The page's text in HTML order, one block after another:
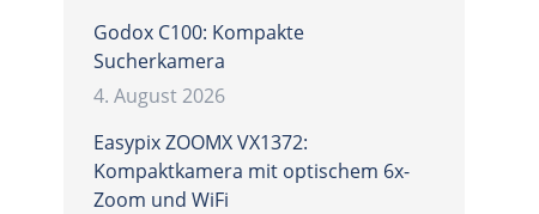
Godox C100: Kompakte
Sucherkamera
4. August 2026
Easypix ZOOMX VX1372:
Kompaktkamera mit optischem 6x-
Zoom und WiFi